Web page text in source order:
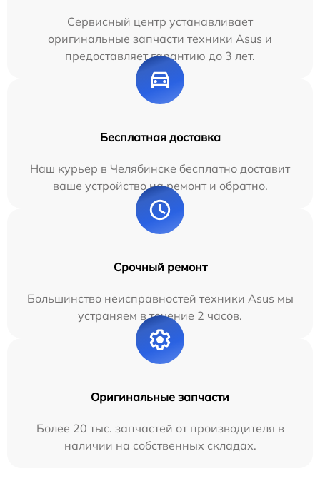
Сервисный центр устанавливает
оригинальные запчасти техники Asus и
предоставляет гарантию до 3 лет.
Бесплатная доставка
Наш курьер в Челябинске бесплатно доставит
ваше устройство на ремонт и обратно.
Срочный ремонт
Большинство неисправностей техники Asus мы
устраняем в течение 2 часов.
Оригинальные запчасти
Более 20 тыс. запчастей от производителя в
наличии на собственных складах.